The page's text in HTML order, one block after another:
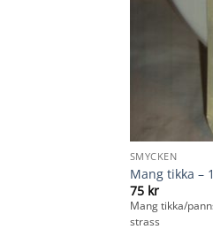
SMYCKEN
Mang tikka –
75 kr
Mang tikka/
strass